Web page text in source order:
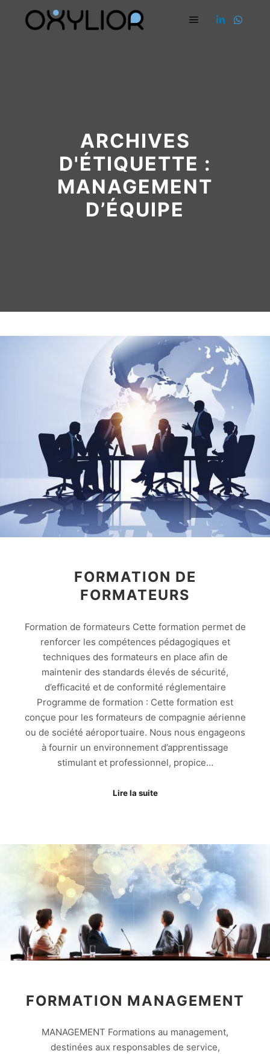
ARCHIVES
D'ÉTIQUETTE :
MANAGEMENT
D’ÉQUIPE
FORMATION DE
FORMATEURS
Formation de formateurs Cette formation permet de
renforcer les compétences pédagogiques et
techniques des formateurs en place afin de
maintenir des standards élevés de sécurité,
d’efficacité et de conformité réglementaire
Programme de formation : Cette formation est
conçue pour les formateurs de compagnie aérienne
ou de société aéroportuaire. Nous nous engageons
à fournir un environnement d’apprentissage
stimulant et professionnel, propice…
Lire la suite
FORMATION MANAGEMENT
MANAGEMENT Formations au management,
destinées aux responsables de service,